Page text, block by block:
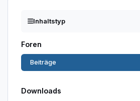
Inhaltstyp
Foren
Beiträge
Downloads